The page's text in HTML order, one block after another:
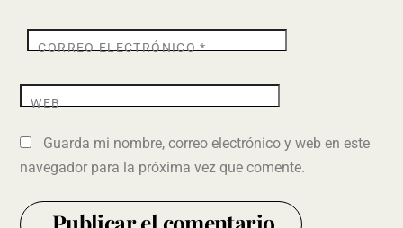
CORREO ELECTRÓNICO*
WEB
Guarda mi nombre, correo electrónico y web en este
navegador para la próxima vez que comente.